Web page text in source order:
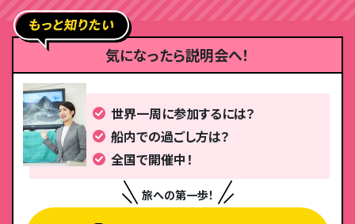
気になったら説明会へ！
世界一周に参加するには？
船内での過ごし方は？
全国で開催中！
旅への第一歩！